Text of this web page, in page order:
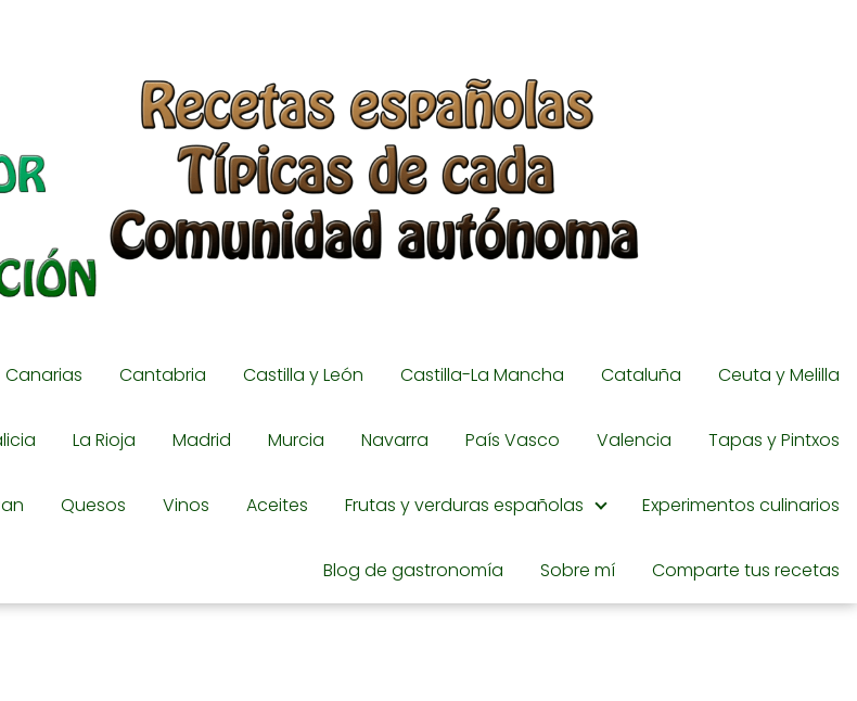
Canarias Cantabria Castilla y León Castilla-La Mancha Cataluña Ceuta y Melilla
La Rioja Madrid Murcia Navarra País Vasco Valencia Tapas y Pintxos
Quesos Vinos Aceites Frutas y verduras españolas Experimentos culinarios
Blog de gastronomía Sobre mí Comparte tus recetas